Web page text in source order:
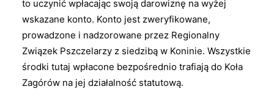
to uczynić wpłacając swoją darowiznę na wyżej
wskazane konto. Konto jest zweryfikowane,
prowadzone i nadzorowane przez Regionalny
Związek Pszczelarzy z siedzibą w Koninie. Wszystkie
środki tutaj wpłacone bezpośrednio trafiają do Koła
Zagórów na jej działalność statutową.